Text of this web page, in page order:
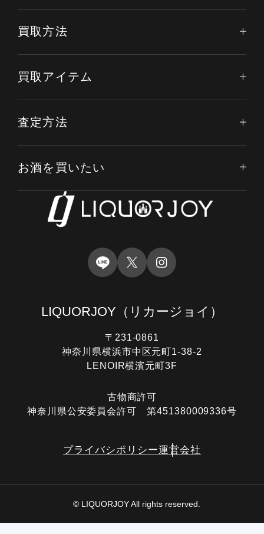
LIQUORJOY （リカージョイ）
〒231-0861
神奈川県横浜市中区元町1-38-2
LENOIR横濱元町3F
古物商許可
神奈川県公安委員会許可 第451380009336号
プライバシポリシー運営会社
© LIQUORJOY All rights reserved.
買取方法
買取アイテム
査定方法
お酒を買いたい